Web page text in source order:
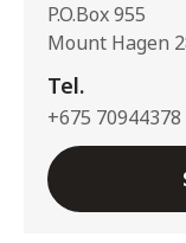
P.O.Box 955
Mount Hagen
Tel.
+675 70944378